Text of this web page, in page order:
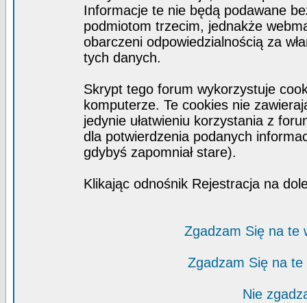
Informacje te nie będą podawane
podmiotom trzecim, jednakże
obarczeni odpowiedzialnością za
tych danych.
Skrypt tego forum wykorzystuje
komputerze. Te cookies nie
jedynie ułatwieniu korzystania z
dla potwierdzenia podanych
gdybyś zapomniał stare).
Klikając odnośnik Rejestracja na
Zgadzam Się na te
Zgadzam Się na
Nie